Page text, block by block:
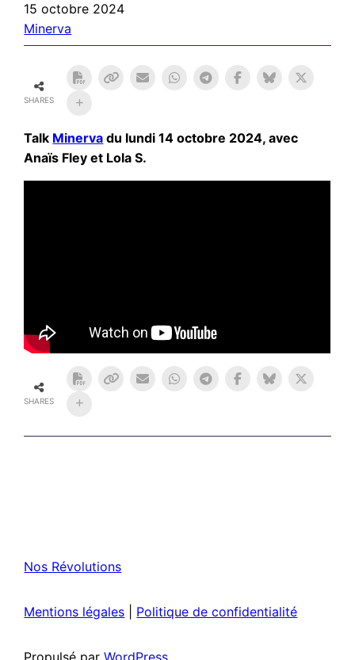
15 octobre 2024
Minerva
SHARES
Talk Minerva du lundi 14 octobre 2024, avec
Anaïs Fley et Lola S.
SHARES
Nos Révolutions
Mentions légales Politique de confidentialité
Propulsé parWordPress